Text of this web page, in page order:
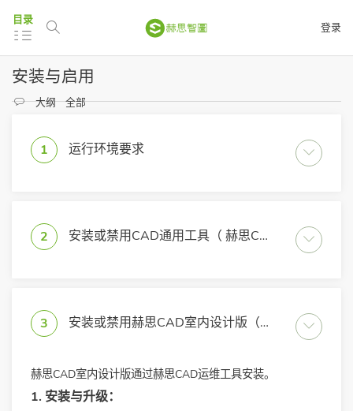
目录
登录
安装与启用
大纲 全部
1 运行环境要求
2 安装或禁用CAD通用工具（ 赫思CAD工具商店）
3 安装或禁用赫思CAD室内设计版（赫思CAD运维工具）
赫思CAD室内设计版通过赫思CAD运维工具安装。
1. 安装与升级：